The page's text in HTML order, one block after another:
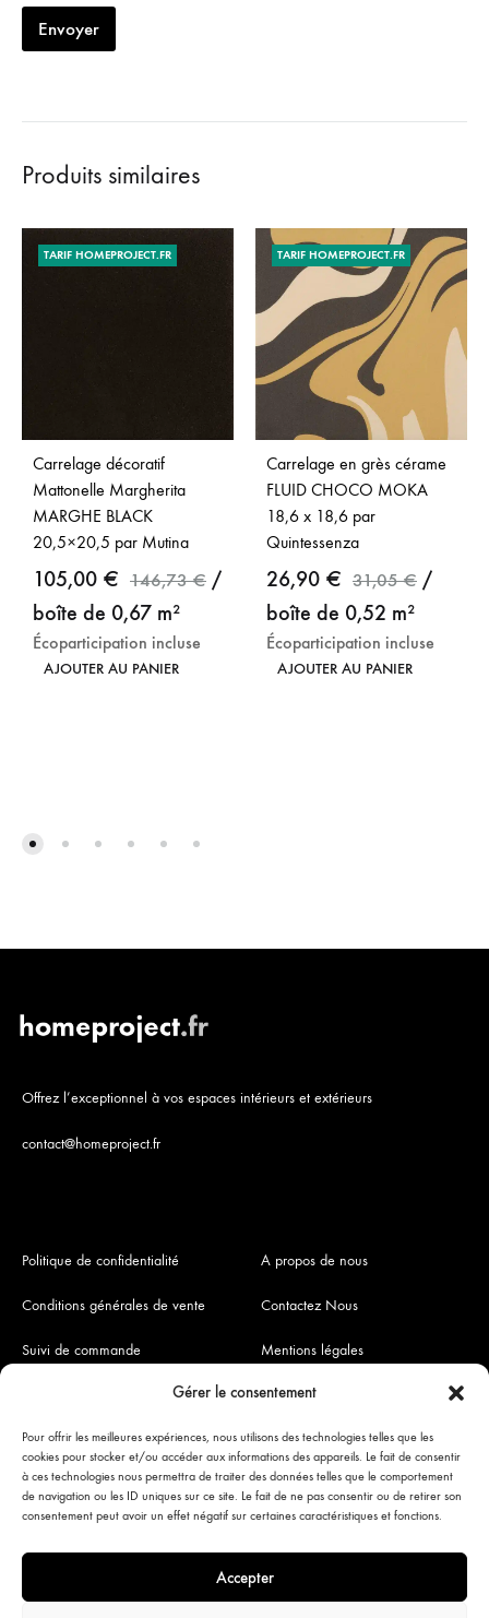
Gérer le consentement
Pour offrir les meilleures expériences, nous utilisons des technologies telles que les
cookies pour stocker et/ou accéder aux informations des appareils. Le fait de consentir
à ces technologies nous permettra de traiter des données telles que le comportement
de navigation ou les ID uniques sur ce site. Le fait de ne pas consentir ou de retirer son
consentement peut avoir un effet négatif sur certaines caractéristiques et fonctions.
Accepter
Envoyer
Produits similaires
TARIF HOMEPROJECT.FR
Carrelage décoratif
Mattonelle Margherita
MARGHE BLACK
20,5×20,5 par Mutina
105,00 € 146,73€ /
boîte de 0,67 m²
Écoparticipation incluse
AJOUTER AU PANIER
TARIF HOMEPROJECT.FR
Carrelage en grès cérame
FLUID CHOCO MOKA
18,6 x 18,6 par
Quintessenza
26,90 € 31,05€ /
boîte de 0,52 m²
Écoparticipation incluse
AJOUTER AU PANIER
Offrez l’exceptionnel à vos espaces intérieurs et extérieurs
contact@homeproject.fr
Politique de confidentialité
Conditions générales de vente
Suivi de commande
A propos de nous
Contactez Nous
Mentions légales
Paiement sécurisé